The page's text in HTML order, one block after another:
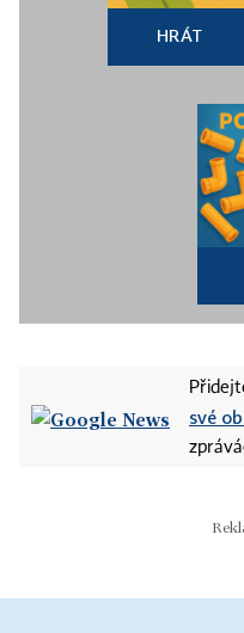
HRÁT
své